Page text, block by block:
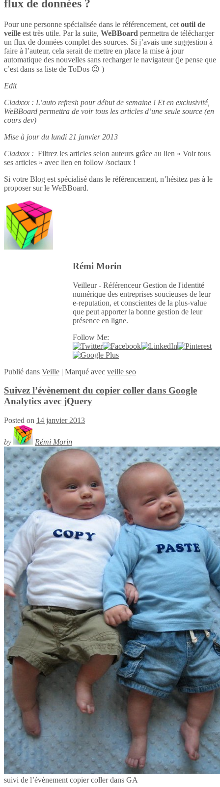
flux de données ?
Pour une personne spécialisée dans le référencement, cet outil de
veille est très utile. Par la suite, WeBBoard permettra de télécharger
un flux de données complet des sources. Si j’avais une suggestion à
faire à l’auteur, cela serait de mettre en place la mise à jour
automatique des nouvelles sans recharger le navigateur (je pense que
c’est dans sa liste de ToDos 😉 )
Edit
Cladxxx : L’auto refresh pour début de semaine ! Et en exclusivité,
WeBBoard permettra de voir tous les articles d’une seule source (en
cours dev)
Mise à jour du lundi 21 janvier 2013
Cladxxx : Filtrez les articles selon auteurs grâce au lien « Voir tous
ses articles » avec lien en follow /sociaux !
Si votre Blog est spécialisé dans le référencement, n’hésitez pas à le
proposer sur le WeBBoard.
Rémi Morin
Veilleur - Référenceur Gestion de l'identité
numérique des entreprises soucieuses de leur
e-reputation, et conscientes de la plus-value
que peut apporter la bonne gestion de leur
présence en ligne.
Follow Me:
Publié dans Veille | Marqué avec veille seo
Suivez l’évènement du copier coller dans Google
Analytics avec jQuery
Posted on 14 janvier 2013
by Rémi Morin
suivi de l’évènement copier coller dans GA